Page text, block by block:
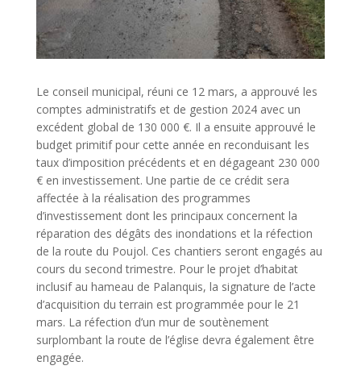
Le conseil municipal, réuni ce 12 mars, a approuvé les
comptes administratifs et de gestion 2024 avec un
excédent global de 130 000 €. Il a ensuite approuvé le
budget primitif pour cette année en reconduisant les
taux d’imposition précédents et en dégageant 230 000
€ en investissement. Une partie de ce crédit sera
affectée à la réalisation des programmes
d’investissement dont les principaux concernent la
réparation des dégâts des inondations et la réfection
de la route du Poujol. Ces chantiers seront engagés au
cours du second trimestre. Pour le projet d’habitat
inclusif au hameau de Palanquis, la signature de l’acte
d’acquisition du terrain est programmée pour le 21
mars. La réfection d’un mur de soutènement
surplombant la route de l’église devra également être
engagée.